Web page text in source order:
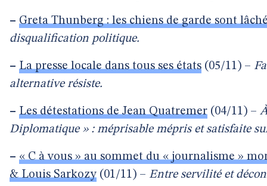
– Greta Thunberg : les chiens de garde sont
disqualification politique.
– La presse locale dans tous ses états (05/11) –
alternative résiste.
– Les détestations de Jean Quatremer (04/11) –
Diplomatique » : méprisable mépris et satisfaite
– « C à vous » au sommet du « journalisme »
& Louis Sarkozy (01/11) – Entre servilité et